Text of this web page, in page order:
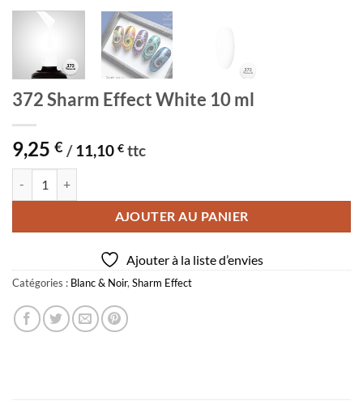
372 Sharm Effect White 10 ml
9,25 € /11,10 € ttc
AJOUTER AU PANIER
Ajouter à la liste d’envies
Catégories : Blanc & Noir, Sharm Effect